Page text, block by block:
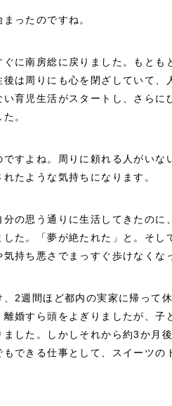
ったのですね。
に南房総に戻りました。もとも
は周りにも心を閉ざしていて、
育児生活がスタートし、さらに
。
すよね。周りに頼れる人がいな
たような気持ちになります。
の思う通りに生活してきたのに
た。「夢が絶たれた」と。そし
持ち悪さでまっすぐ歩けなくな
2週間ほど都内の実家に帰って
婚すら頭をよぎりましたが、子
した。しかしそれから約3か月
できる仕事として、スイーツの